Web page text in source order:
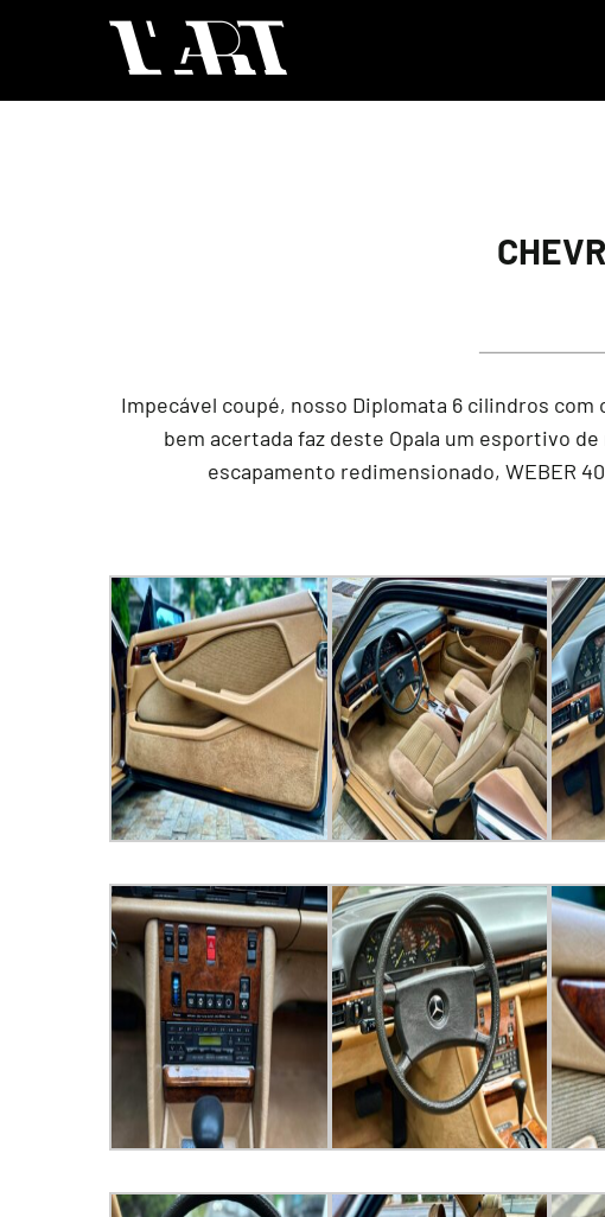
Impecável coupé, nosso Diplomata 6 cilindros
bem acertada faz deste Opala um esportivo
escapamento redimensionado, WEBER